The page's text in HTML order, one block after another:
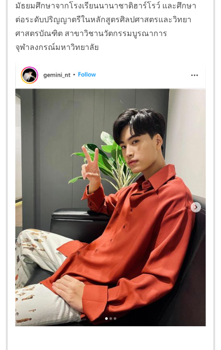
มัธยมศึกษาจากโรงเรียนนานาชาติฮาร์โรว์ และศึกษา
ต่อระดับปริญญาตรีในหลักสูตรศิลปศาสตรและวิทยา
ศาสตรบัณฑิต สาขาวิชานวัตกรรมบูรณาการ
จุฬาลงกรณ์มหาวิทยาลัย